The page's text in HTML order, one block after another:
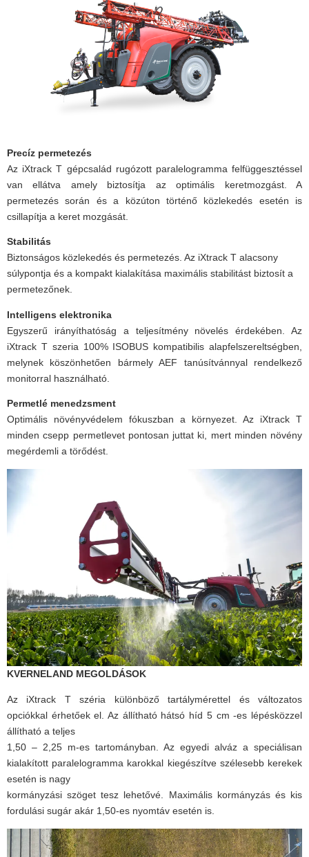
Precíz permetezés
Az iXtrack T gépcsalád rugózott paralelogramma felfüggesztéssel
van ellátva amely biztosítja az optimális keretmozgást. A
permetezés során és a közúton történő közlekedés esetén is
csillapítja a keret mozgását.
Stabilitás
Biztonságos közlekedés és permetezés. Az iXtrack T alacsony
súlypontja és a kompakt kialakítása maximális stabilitást biztosít a
permetezőnek.
Intelligens elektronika
Egyszerű irányíthatóság a teljesítmény növelés érdekében. Az
iXtrack T szeria 100% ISOBUS kompatibilis alapfelszereltségben,
melynek köszönhetően bármely AEF tanúsítvánnyal rendelkező
monitorral használható.
Permetlé menedzsment
Optimális növényvédelem fókuszban a környezet. Az iXtrack T
minden csepp permetlevet pontosan juttat ki, mert minden növény
megérdemli a törődést.
KVERNELAND MEGOLDÁSOK
Az iXtrack T széria különböző tartálymérettel és változatos
opciókkal érhetőek el. Az állítható hátsó híd 5 cm -es lépésközzel
állítható a teljes
1,50 – 2,25 m-es tartományban. Az egyedi alváz a speciálisan
kialakított paralelogramma karokkal kiegészítve szélesebb kerekek
esetén is nagy
kormányzási szöget tesz lehetővé. Maximális kormányzás és kis
fordulási sugár akár 1,50-es nyomtáv esetén is.